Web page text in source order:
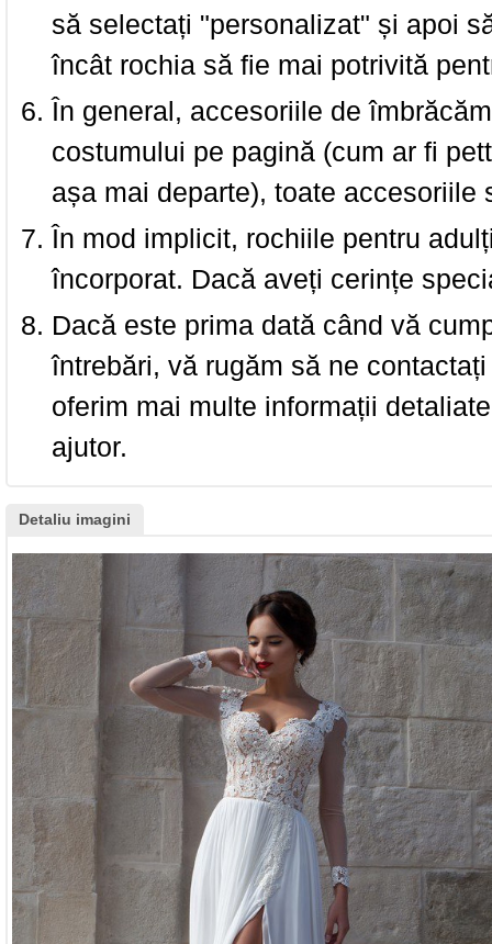
să selectați "personalizat" și apoi
încât rochia să fie mai potrivită
În general, accesoriile de
costumului pe pagină (cum ar fi
așa mai departe), toate accesoriile
În mod implicit, rochiile pentru
încorporat. Dacă aveți cerințe
Dacă este prima dată când vă
întrebări, vă rugăm să ne
oferim mai multe informații
ajutor.
Detaliu imagini